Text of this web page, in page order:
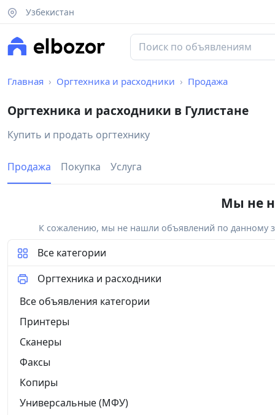
Узбекистан
Главная Оргтехника и расходники Продажа
Оргтехника и расходники в Гулистане
Купить и продать оргтехнику
Продажа Покупка Услуга
Мы не
К сожалению, мы не нашли объявлений по данному
Все категории
Оргтехника и расходники
Все объявления категории
Принтеры
Сканеры
Факсы
Копиры
Универсальные (МФУ)